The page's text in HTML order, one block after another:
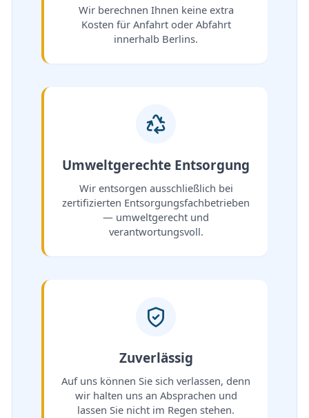
Wir berechnen Ihnen keine extra
Kosten für Anfahrt oder Abfahrt
innerhalb Berlins.
Umweltgerechte Entsorgung
Wir entsorgen ausschließlich bei
zertifizierten Entsorgungsfachbetrieben
— umweltgerecht und
verantwortungsvoll.
Zuverlässig
Auf uns können Sie sich verlassen, denn
wir halten uns an Absprachen und
lassen Sie nicht im Regen stehen.